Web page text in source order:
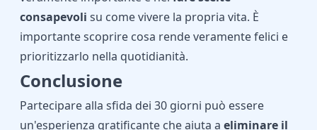
consapevoli su come vivere la propria vita. È
importante scoprire cosa rende veramente felici e
prioritizzarlo nella quotidianità.
Conclusione
Partecipare alla sfida dei 30 giorni può essere
un'esperienza gratificante che aiuta a eliminare il